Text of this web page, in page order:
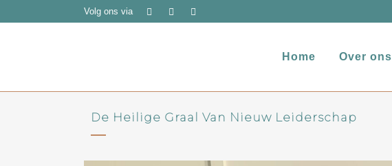
Volg ons via
Home Over ons
De Heilige Graal Van Nieuw Leiderschap